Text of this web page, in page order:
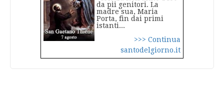
da pii genitori. La
madre sua, Maria
Porta, fin dai primi
istanti...
>>> Continua
santodelgiorno.it